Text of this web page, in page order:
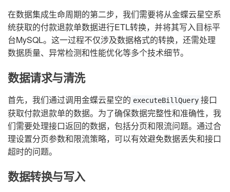
在数据集成生命周期的第二步，我们需要将从金蝶云星空系
统获取的付款退款单数据进行ETL转换，并将其写入目标平
台MySQL。这一过程不仅涉及数据格式的转换，还需处理
数据质量、异常检测和性能优化等多个技术细节。
数据请求与清洗
首先，我们通过调用金蝶云星空的 executeBillQuery 接口
获取付款退款单的数据。为了确保数据完整性和准确性，我
们需要处理接口返回的数据，包括分页和限流问题。通过合
理设置分页参数和限流策略，可以有效避免数据丢失和接口
超时的问题。
数据转换与写入